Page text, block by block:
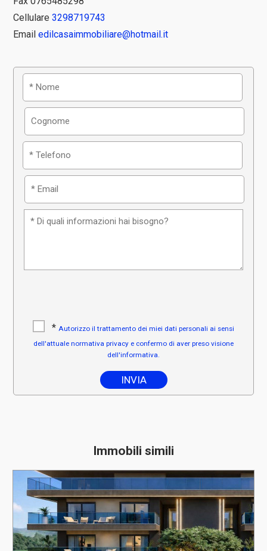
Cellulare 3298719743
Email edilcasaimmobiliare@hotmail.it
* Autorizzo il trattamento dei miei dati personali ai sensi
dell'attuale normativa privacy e confermo di aver preso visione
dell'informativa.
Immobili simili